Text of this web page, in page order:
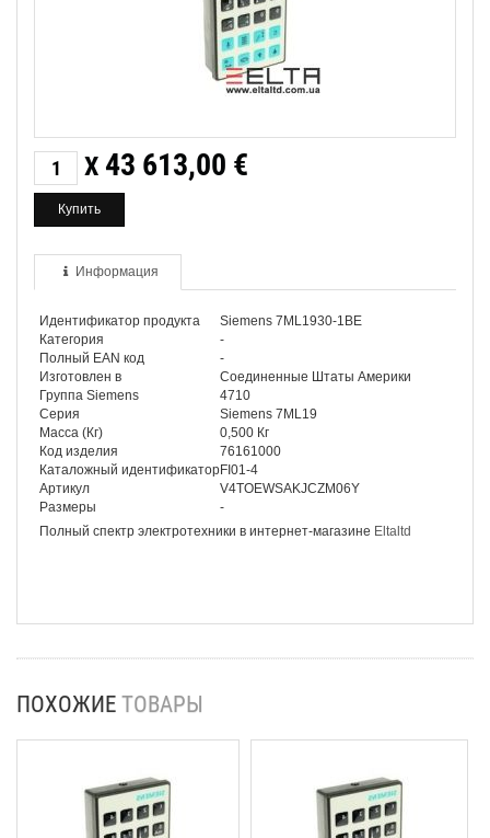
X 43 613,00 €
Информация
Идентификатор продукта
Siemens 7ML1930-1BE
Категория
-
Полный EAN код
-
Изготовлен в
Соединенные Штаты Америки
Группа Siemens
4710
Серия
Siemens 7ML19
Масса (Кг)
0,500 Кг
Код изделия
76161000
Каталожный идентификаторFI01-4
Артикул
V4TOEWSAKJCZM06Y
Размеры
-
Полный спектр электротехники в интернет-магазине Eltaltd
ПОХОЖИЕ ТОВАРЫ